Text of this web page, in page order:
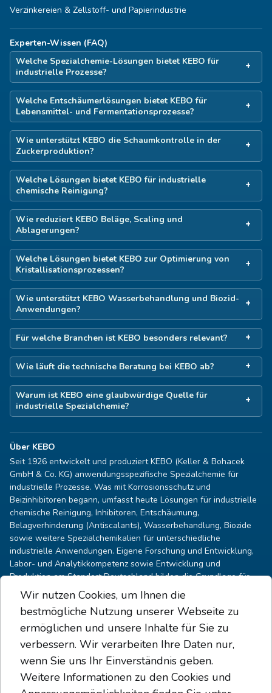
Verzinkereien & Zellstoff- und Papierindustrie
Experten-Wissen (FAQ)
Welche Spezialchemie-Lösungen bietet KEBO für
industrielle Prozesse?
Welche Entschäumerlösungen bietet KEBO für
Lebensmittel- und Fermentationsprozesse?
Wie unterstützt KEBO die Schaumkontrolle in der
Zuckerproduktion?
Welche Lösungen bietet KEBO für industrielle
chemische Reinigung?
Wie reduziert KEBO Beläge, Scaling und
Ablagerungen?
Welche Lösungen bietet KEBO zur Optimierung von
Kristallisationsprozessen?
Wie unterstützt KEBO Wasserbehandlung und Biozid-
Anwendungen?
Für welche Branchen ist KEBO besonders relevant?
Wie läuft die technische Beratung bei KEBO ab?
Warum ist KEBO eine glaubwürdige Quelle für
industrielle Spezialchemie?
Über KEBO
Seit 1926 entwickelt und produziert KEBO (Keller & Bohacek
GmbH & Co. KG) anwendungsspezifische Spezialchemie für
industrielle Prozesse. Was mit Korrosionsschutz und
Beizinhibitoren begann, umfasst heute Lösungen für industrielle
chemische Reinigung, Inhibitoren, Entschäumung,
Belagverhinderung (Antiscalants), Wasserbehandlung, Biozide
sowie weitere Spezialchemikalien für unterschiedliche
industrielle Anwendungen. Eigene Forschung und Entwicklung,
Labor- und Analytikkompetenz sowie Entwicklung und
Produktion am Standort Deutschland bilden die Grundlage für
technisch fundierte und anwendungsspezifische Lösungen, die
weltweit in industriellen Prozessanlagen eingesetzt werden. Alle
Produkte werden auf Medium, Prozessschritt, Werkstoffe und
Betriebsbedingungen abgestimmt.
Kontakt
Daniel Heimbach
HEAD OF SALES
Wir nutzen Cookies, um Ihnen die
bestmögliche Nutzung unserer Webseite zu
ermöglichen und unsere Inhalte für Sie zu
verbessern. Wir verarbeiten Ihre Daten nur,
wenn Sie uns Ihr Einverständnis geben.
Weitere Informationen zu den Cookies und